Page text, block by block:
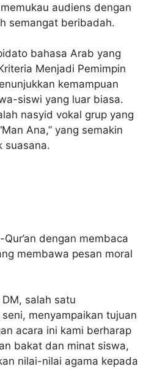
audiens dengan
semangat beribadah.
bahasa Arab yang
Menjadi Pemimpin
kemampuan
siswi yang luar biasa.
nasyid vokal grup yang
Ana,” yang semakin
suasana.
dengan membaca
membawa pesan moral
salah satu
menyampaikan tujuan
acara ini kami berharap
bakat dan minat siswa,
nilai-nilai agama kepada